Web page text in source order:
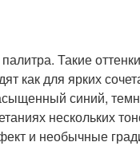
Такие
как для ярких
синий,
нескольких
и необычные